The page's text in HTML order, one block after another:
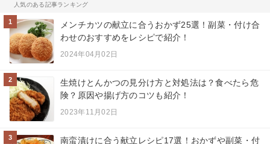
人気のある記事ランキング
1
メンチカツの献立に合うおかず25選！副菜・付け合
わせのおすすめをレシピで紹介！
2024年04月02日
2
生焼けとんかつの見分け方と対処法は？食べたら危
険？原因や揚げ方のコツも紹介！
2023年11月02日
3
南蛮漬けに合う献立レシピ17選！おかずや副菜・付